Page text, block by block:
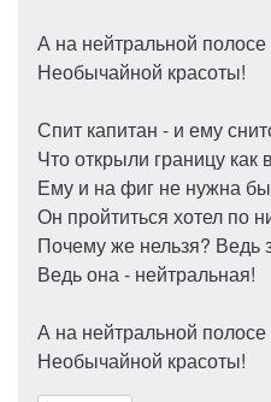
А на нейтральной
Необычайной красоты!
Спит капитан - и ему
Что открыли границу как
Ему и на фиг не нужна
Он пройтиться хотел по
Почему же нельзя? Ведь
Ведь она - нейтральная!
А на нейтральной
Необычайной красоты!